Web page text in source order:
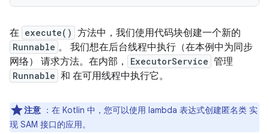
在 execute() 方法中，我们使用代码块创建一个新的
Runnable 。 我们想在后台线程中执行（在本例中为同步
网络） 请求方法。在内部，
ExecutorService 管理
Runnable 和 在可用线程中执行它。
注意 ：在 Kotlin 中，您可以使用 lambda 表达式创建匿名类 实
现 SAM 接口的应用。